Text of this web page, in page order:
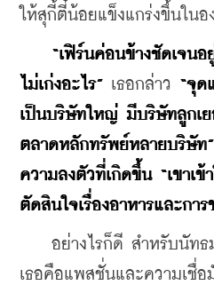
ให้สุกี้ตี๋น้อยแข็งแกร่งขึ้นในอ
“เฟิร์นค่อนข้างชัดเจนอ
ไม่เก่งอะไร” เธอกล่าว “จุด
เป็นบริษัทใหญ่ มีบริษัทลูกเ
ตลาดหลักทรัพย์หลายบริษัท
ความลงตัวที่เกิดขึ้น “เขาเข้
ตัดสินใจเรื่องอาหารและการ
อย่างไรก็ดี สำหรับนัทธ
เธอคือแพสชั่นและความเชื่